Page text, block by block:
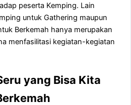
peserta Kemping. Lain
untuk Gathering maupun
Berkemah hanya merupakan
menfasilitasi kegiatan-kegiatan
yang Bisa Kita